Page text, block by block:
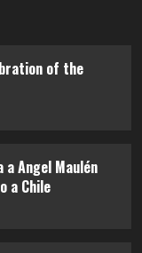
of the
a Angel Maulén
a Chile